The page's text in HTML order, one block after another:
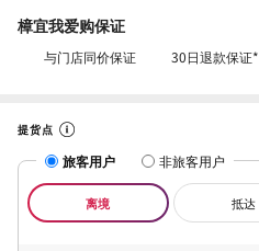
樟宜我爱购保证
与门店同价保证 30日退款保证*
提货点
旅客用户 非旅客用户
离境 抵达